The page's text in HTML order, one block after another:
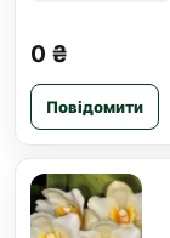
0 ₴
Повідомити